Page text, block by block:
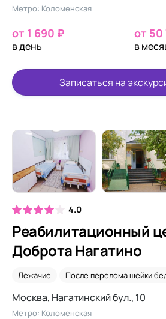
Метро: Коломенская
от 1 690 ₽
в день
от
в
Записаться на
4.0
Реабилитационный
Доброта Нагатино
Лежачие После перелома шейки
Москва, Нагатинский бул., 10
Метро: Коломенская